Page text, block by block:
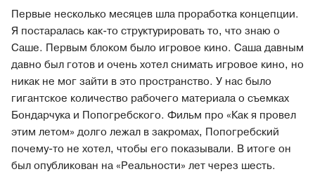
Первые несколько месяцев шла проработка концепции.
Я постаралась как-то структурировать то, что знаю о
Саше. Первым блоком было игровое кино. Саша давным
давно был готов и очень хотел снимать игровое кино, но
никак не мог зайти в это пространство. У нас было
гигантское количество рабочего материала о съемках
Бондарчука и Попогребского. Фильм про «Как я провел
этим летом» долго лежал в закромах, Попогребский
почему-то не хотел, чтобы его показывали. В итоге он
был опубликован на «Реальности» лет через шесть.